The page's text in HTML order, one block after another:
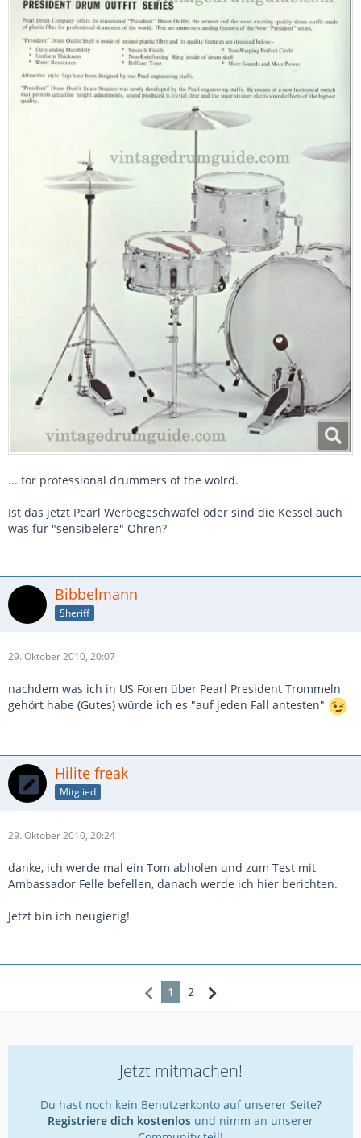
... for professional drummers of the wolrd.
Ist das jetzt Pearl Werbegeschwafel oder sind die Kessel auch
was für "sensibelere" Ohren?
Bibbelmann
Sheriff
29. Oktober 2010, 20:07
nachdem was ich in US Foren über Pearl President Trommeln
gehört habe (Gutes) würde ich es "auf jeden Fall antesten"
Hilite freak
Mitglied
29. Oktober 2010, 20:24
danke, ich werde mal ein Tom abholen und zum Test mit
Ambassador Felle befellen, danach werde ich hier berichten.
Jetzt bin ich neugierig!
1 2
Jetzt mitmachen!
Du hast noch kein Benutzerkonto auf unserer Seite?
Registriere dich kostenlos und nimm an unserer